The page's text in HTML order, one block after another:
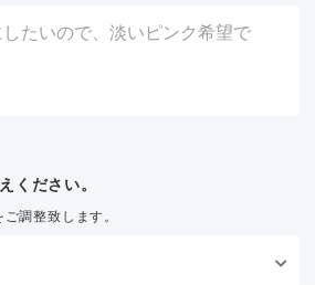
ください。
調整致します。